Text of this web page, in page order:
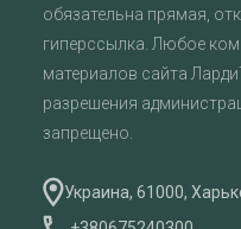
обязательна прямая,
гиперссылка. Любое
материалов сайта
разрешения
запрещено.
Украина, 61000,